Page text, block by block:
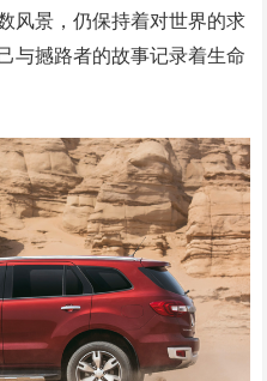
风景，仍保持着对世界的求
与撼路者的故事记录着生命